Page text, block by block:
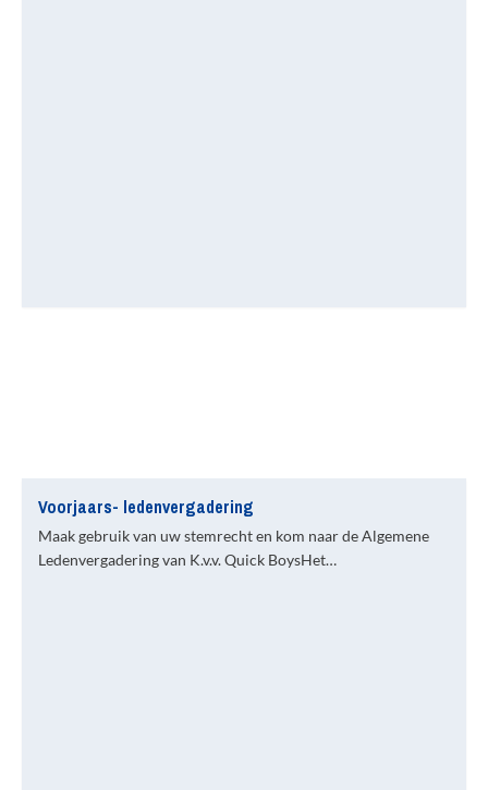
Voorjaars- ledenvergadering
Maak gebruik van uw stemrecht en kom naar de Algemene
Ledenvergadering van K.v.v. Quick BoysHet…